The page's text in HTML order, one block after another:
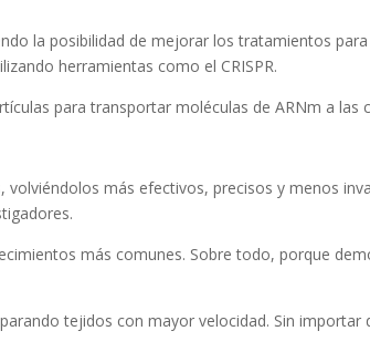
la posibilidad de mejorar los tratamientos
herramientas como el CRISPR.
para transportar moléculas de ARNm a las
más efectivos, precisos y menos
más comunes. Sobre todo, porque
tejidos con mayor velocidad. Sin importar